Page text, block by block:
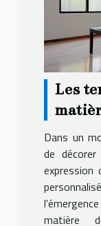
Les
Dans un
de
matière